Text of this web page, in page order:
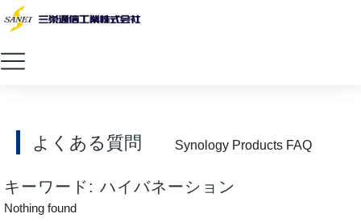
よくある質問 Synology Products FAQ
キーワード: ハイバネーション
Nothing found